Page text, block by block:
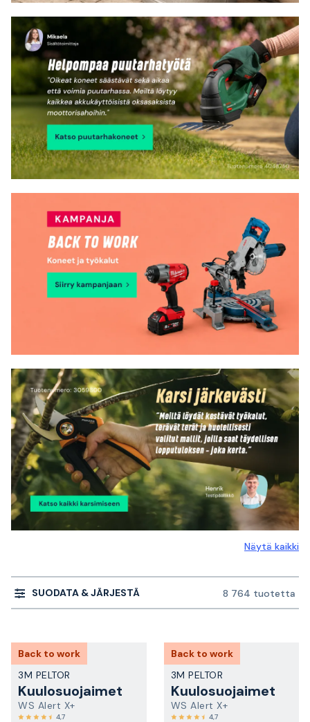
Näytä kaikki
SUODATA & JÄRJESTÄ 8 764 tuotetta
Back to work
3M PELTOR
Kuulosuojaimet
WS Alert X+
4,7
Back to work
3M PELTOR
Kuulosuojaimet
WS Alert X+
4,7